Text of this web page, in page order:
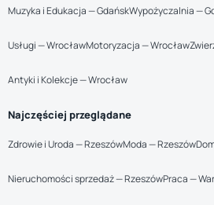
Muzyka i Edukacja — GdańskWypożyczalnia —
Usługi — WrocławMotoryzacja — Wrocław
Antyki i Kolekcje — Wrocław
Najczęściej przeglądane
Zdrowie i Uroda — RzeszówModa — Rzeszów
Nieruchomości sprzedaż — RzeszówPraca —